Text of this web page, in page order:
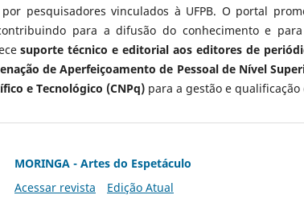
pesquisadores vinculados à UFPB. O portal
para a difusão do conhecimento e
suporte técnico e editorial aos editores de
de Aperfeiçoamento de Pessoal de Nível
e Tecnológico (CNPq) para a gestão e
MORINGA - Artes do Espetáculo
Acessar revista
Edição Atual